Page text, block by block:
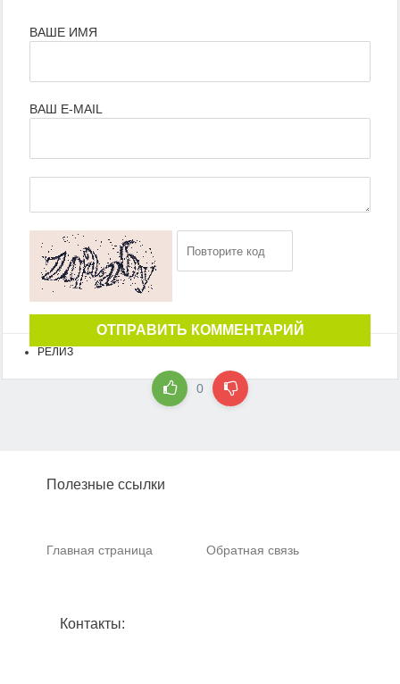
РЕЛИЗ
0
ВАШЕ ИМЯ
ВАШ E-MAIL
ОТПРАВИТЬ КОММЕНТАРИЙ
Полезные ссылки
Главная страница Обратная связь
Контакты: